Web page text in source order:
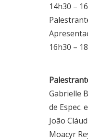
14h30 –
16h30 –
Gabrielle
de Espec.
João
Moacyr